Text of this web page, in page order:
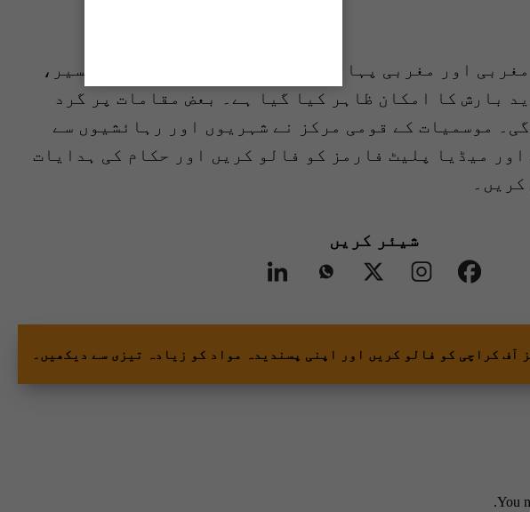
اور مغربی پہاڑی علاقوں خاص طور پر جازان، عسیر،
بارش کا امکان ظاہر کیا گیا ہے۔ بعض مقامات پر گرد
موسمیات کے قومی مرکز نے شہریوں اور رہائشیوں سے
اور میڈیا پلیٹ فارمز کو فالو کریں اور حکام کی ہدایات
شیئر کریں
آف کراچی کو فالو کریں اور اپنی پسندیدہ مواد کو زیادہ تیزی سے دیکھیں۔
You